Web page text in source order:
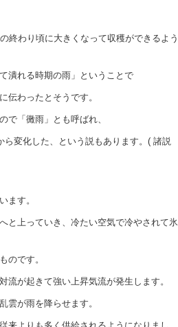
終わり頃に大きくなって収穫ができるよう
潰れる時期の雨」ということで
伝わったとそうです。
で「黴雨」とも呼ばれ、
変化した、という説もあります。( 諸説
ます。
と上っていき、冷たい空気で冷やされて氷
のです。
流が起きて強い上昇気流が発生します。
雲が雨を降らせます。